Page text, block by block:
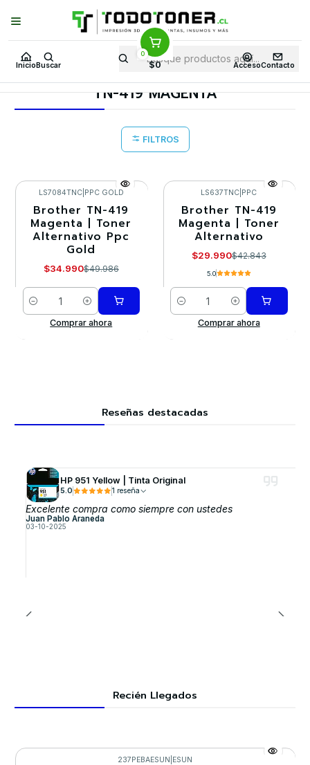
Inicio Buscar
0
$0 AccesoContacto
Puedes Elegir: Comprar enTienda· Despachoa Todo Chile · Retiro en
Tienda en24 Horas
Inicio Toner y tambor Toner Alternativo BROTHER
Insumos BROTHER TN-419 MAGENTA
TN-419 MAGENTA
FILTROS
-30%
LS7084TNC| PPC GOLD
Brother TN-419
Magenta | Toner
Alternativo Ppc
Gold
$34.990$49.986
Cantidad
Comprar ahora
-30%
LS637TNC PPC
Brother TN-419
Magenta | Toner
Alternativo
$29.990$42.843
5.0
Cantidad
Comprar ahora
Reseñas destacadas
HP 951 Yellow | Tinta Original
5.0 1 reseña
Excelente compra como siempre con ustedes
Juan Pablo Araneda
03-10-2025
Recién Llegados
237PEBAESUN ESUN